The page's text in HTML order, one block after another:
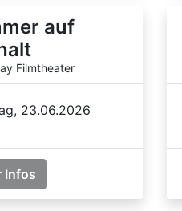
auf
Filmtheater
23.06.2026
Infos